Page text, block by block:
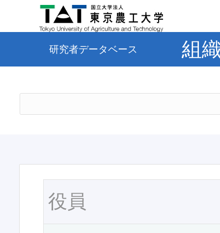
研究者データベース 組
役員